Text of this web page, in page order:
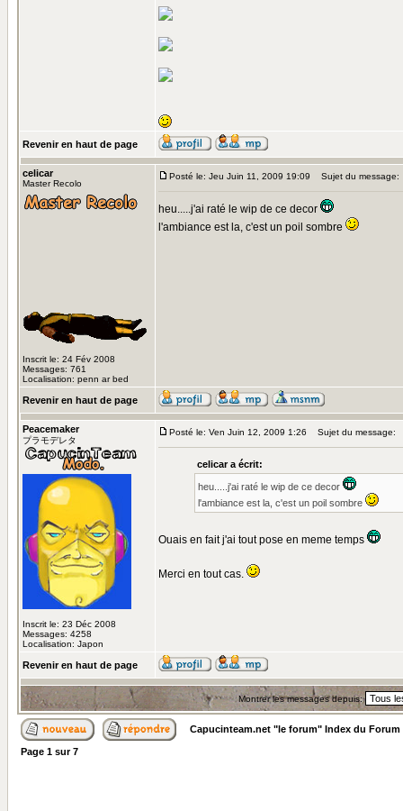
Revenir en haut de page
celicar
Master Recolo
Inscrit le: 24 Fév 2008
Messages: 761
Localisation: penn ar bed
Posté le: Jeu Juin 11, 2009 19:09 Sujet du message:
heu.....j'ai raté le wip de ce decor
l'ambiance est la, c'est un poil sombre
Revenir en haut de page
Peacemaker
プラモデレタ
Inscrit le: 23 Déc 2008
Messages: 4258
Localisation: Japon
Posté le: Ven Juin 12, 2009 1:26 Sujet du message:
celicar a écrit:
heu.....j'ai raté le wip de ce decor
l'ambiance est la, c'est un poil sombre
Ouais en fait j'ai tout pose en meme temps
Merci en tout cas.
Revenir en haut de page
Montrer les messages depuis:
Capucinteam.net "le forum" Index du Forum
Page 1 sur7